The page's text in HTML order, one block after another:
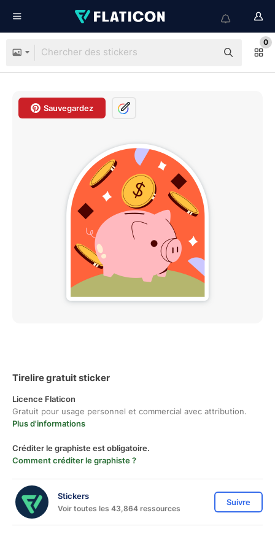
0
Sauvegardez
Tirelire gratuit sticker
Licence Flaticon
Gratuit pour usage personnel et commercial avec attribution.
Plus d'informations
Créditer le graphiste est obligatoire.
Comment créditer le graphiste ?
Stickers
Voir toutes les 43,864 ressources
Suivre